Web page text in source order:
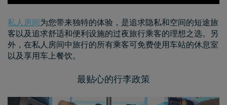
私人房间为您带来独特的体验，是追求隐私和空间的短途旅
客以及追求舒适和便利设施的过夜旅行乘客的理想之选。另
外，在私人房间中旅行的所有乘客可免费使用车站的休息室
以及享用车上餐饮。
最贴心的行李政策